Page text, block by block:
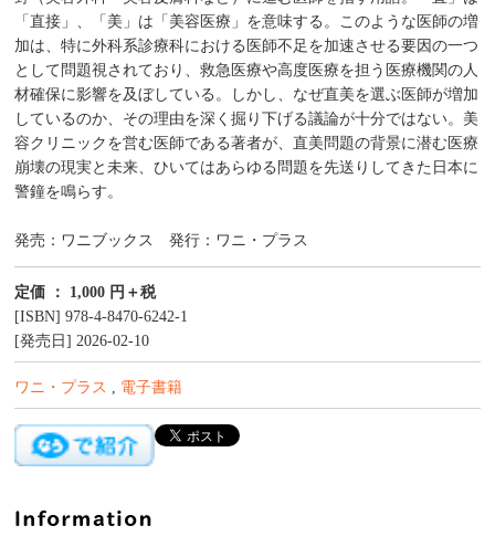
「直接」、「美」は「美容医療」を意味する。このような医師の増
加は、特に外科系診療科における医師不足を加速させる要因の一つ
として問題視されており、救急医療や高度医療を担う医療機関の人
材確保に影響を及ぼしている。しかし、なぜ直美を選ぶ医師が増加
しているのか、その理由を深く掘り下げる議論が十分ではない。美
容クリニックを営む医師である著者が、直美問題の背景に潜む医療
崩壊の現実と未来、ひいてはあらゆる問題を先送りしてきた日本に
警鐘を鳴らす。
発売：ワニブックス 発行：ワニ・プラス
定価 ： 1,000 円＋税
[ISBN] 978-4-8470-6242-1
[発売日] 2026-02-10
ワニ・プラス 電子書籍